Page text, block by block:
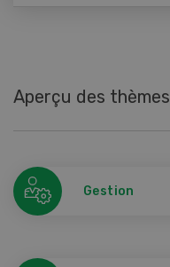
Aperçu des thèmes
Gestion